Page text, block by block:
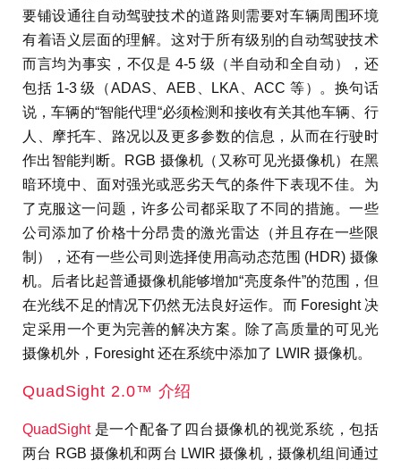
要铺设通往自动驾驶技术的道路则需要对车辆周围环境
有着语义层面的理解。这对于所有级别的自动驾驶技术
而言均为事实，不仅是 4-5 级（半自动和全自动），还
包括 1-3 级（ADAS、AEB、LKA、ACC 等）。换句话
说，车辆的“智能代理“必须检测和接收有关其他车辆、行
人、摩托车、路况以及更多参数的信息，从而在行驶时
作出智能判断。RGB 摄像机（又称可见光摄像机）在黑
暗环境中、面对强光或恶劣天气的条件下表现不佳。为
了克服这一问题，许多公司都采取了不同的措施。一些
公司添加了价格十分昂贵的激光雷达（并且存在一些限
制），还有一些公司则选择使用高动态范围 (HDR) 摄像
机。后者比起普通摄像机能够增加“亮度条件”的范围，但
在光线不足的情况下仍然无法良好运作。而 Foresight 决
定采用一个更为完善的解决方案。除了高质量的可见光
摄像机外，Foresight 还在系统中添加了 LWIR 摄像机。
QuadSight 2.0™ 介绍
QuadSight是一个配备了四台摄像机的视觉系统，包括
两台 RGB 摄像机和两台 LWIR 摄像机，摄像机组间通过